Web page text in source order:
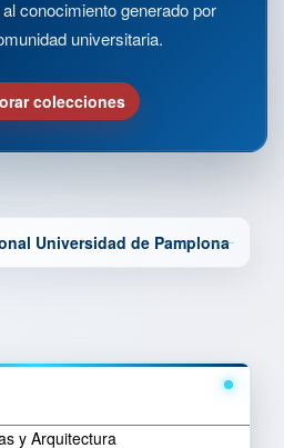
conocimiento generado por
universitaria.
colecciones
Universidad de Pamplona